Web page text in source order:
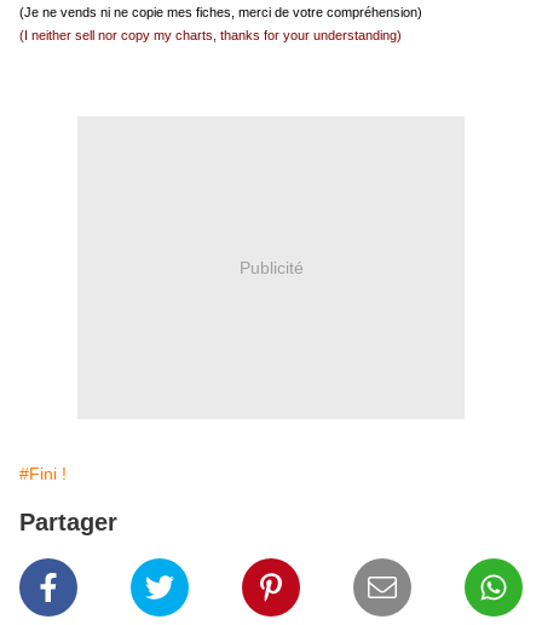
(Je ne vends ni ne copie mes fiches, merci de votre compréhension)
(I neither sell nor copy my charts, thanks for your understanding)
Publicité
#Fini !
Partager